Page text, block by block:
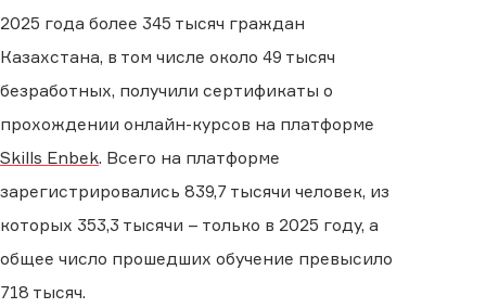
2025 года более 345 тысяч граждан
Казахстана, в том числе около 49 тысяч
безработных, получили сертификаты о
прохождении онлайн-курсов на платформе
Skills Enbek. Всего на платформе
зарегистрировались 839,7 тысячи человек, из
которых 353,3 тысячи – только в 2025 году, а
общее число прошедших обучение превысило
718 тысяч.